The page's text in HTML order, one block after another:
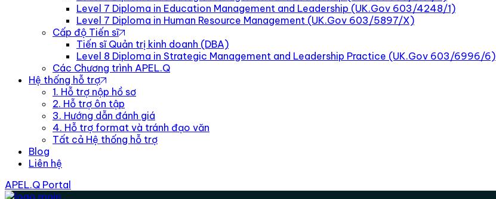
Level 7 Diploma in Education Management and Leadership (UK.Gov 603/4248/1)
Level 7 Diploma in Human Resource Management (UK.Gov 603/5897/X)
Cấp độ Tiến sĩ
Tiến sĩ Quản trị kinh doanh (DBA)
Level 8 Diploma in Strategic Management and Leadership Practice (UK.Gov 603/6996/6)
Các Chương trình APEL.Q
Hệ thống hỗ trợ
1. Hỗ trợ nộp hồ sơ
2. Hỗ trợ ôn tập
3. Hướng dẫn đánh giá
4. Hỗ trợ format và tránh đạo văn
Tất cả Hệ thống hỗ trợ
Blog
Liên hệ
APEL.Q Portal